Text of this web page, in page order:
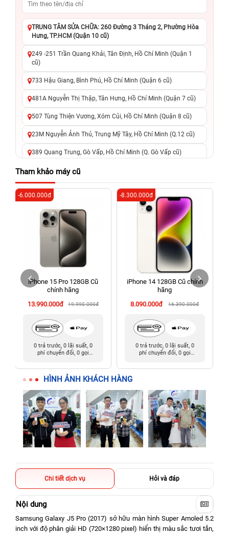
TRUNG TÂM SỬA CHỮA: 260 Đường 3 Tháng 2, Phường Hòa
Hưng, TP.HCM (Quận 10 cũ)
249 -251 Trần Quang Khải, Tân Định, Hồ Chí Minh (Quận 1
cũ)
733 Hậu Giang, Bình Phú, Hồ Chí Minh (Quận 6 cũ)
481A Nguyễn Thị Thập, Tân Hưng, Hồ Chí Minh (Quận 7 cũ)
507 Tùng Thiện Vương, Xóm Củi, Hồ Chí Minh (Quận 8 cũ)
23M Nguyễn Ảnh Thủ, Trung Mỹ Tây, Hồ Chí Minh (Q.12 cũ)
389 Quang Trung, Gò Vấp, Hồ Chí Minh (Q. Gò Vấp cũ)
625 - 625A Âu Cơ, Tân Phú, Hồ Chí Minh (Quận Tân Phú cũ)
326 Lê Văn Việt, Tăng Nhơn Phú, Hồ Chí Minh (Q.9 TP. Thủ
Đức cũ)
256 Võ Văn Ngân, Thủ Đức, Hồ Chí Minh (Bình Thọ, TP. Thủ
Đức Cũ)
70 Nguyễn An Ninh, Dĩ An, Hồ Chí Minh (Bình Dương Cũ)
24h Vũng Tàu: 162A Ba Cu, Vũng Tàu, Hồ Chí Minh (TP. Vũng
Tàu cũ)
198 Hoàng Văn Thụ, Tân Sơn Nhất, Hồ Chí Minh (Tân Bình
Tham khảo máy cũ
iPhone 15 Pro 128GB Cũ
chính hãng
13.990.000đ
19.990.000đ
-6.000.000đ
0 trả trước, 0 lãi suất, 0
phí chuyển đổi, 0 gọi
iPhone 14 128GB Cũ chính
hãng
8.090.000đ
16.390.000đ
-8.300.000đ
0 trả trước, 0 lãi suất, 0
phí chuyển đổi, 0 gọi
HÌNH ẢNH KHÁCH HÀNG
Chi tiết dịch vụ Hỏi và đáp
Nội dung
Samsung Galaxy J5 Pro (2017) sở hữu màn hình Super Amoled 5.2
inch với độ phân giải HD (720×1280 pixel) hiển thị màu sắc tươi tắn,